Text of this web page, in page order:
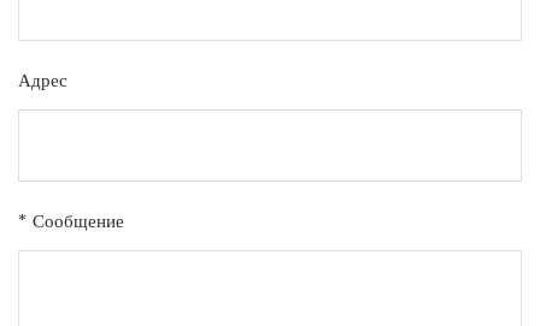
Адрес
* Сообщение